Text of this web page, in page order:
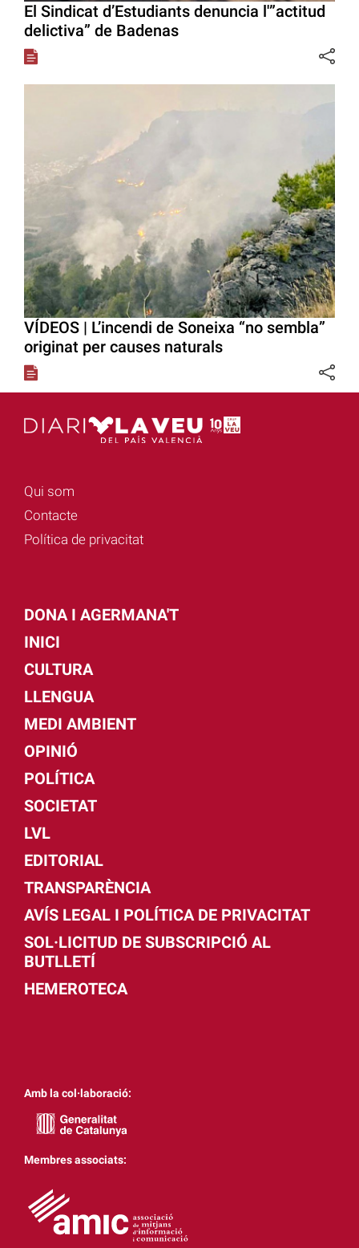
El Sindicat d’Estudiants denuncia l'”actitud
delictiva” de Badenas
VÍDEOS | L’incendi de Soneixa “no sembla”
originat per causes naturals
Qui som
Contacte
Política de privacitat
DONA I AGERMANA'T
INICI
CULTURA
LLENGUA
MEDI AMBIENT
OPINIÓ
POLÍTICA
SOCIETAT
LVL
EDITORIAL
TRANSPARÈNCIA
AVÍS LEGAL I POLÍTICA DE PRIVACITAT
SOL·LICITUD DE SUBSCRIPCIÓ AL
BUTLLETÍ
HEMEROTECA
Amb la col·laboració:
Membres associats: